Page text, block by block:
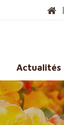
Actualités